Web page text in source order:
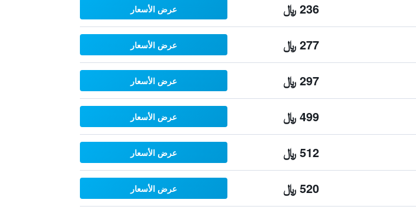
236 ﷼ عرض الأسعار
277 ﷼ عرض الأسعار
297 ﷼ عرض الأسعار
499 ﷼ عرض الأسعار
512 ﷼ عرض الأسعار
520 ﷼ عرض الأسعار